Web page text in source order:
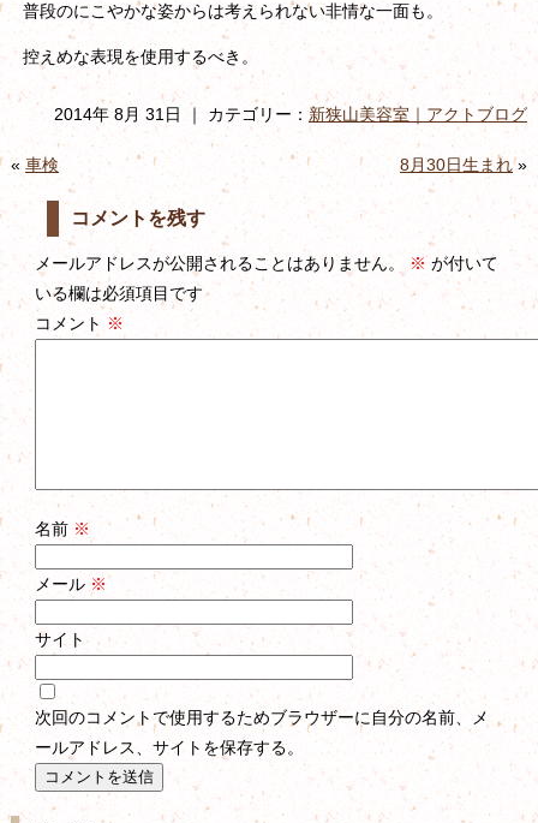
普段のにこやかな姿からは考えられない非情な一面も。
控えめな表現を使用するべき。
2014年 8月 31日 ｜ カテゴリー：新狭山美容室｜アクトブログ
« 車検 8月30日生まれ»
コメントを残す
メールアドレスが公開されることはありません。 ※が付いて
いる欄は必須項目です
コメント ※
名前 ※
メール ※
サイト
次回のコメントで使用するためブラウザーに自分の名前、メ
ールアドレス、サイトを保存する。